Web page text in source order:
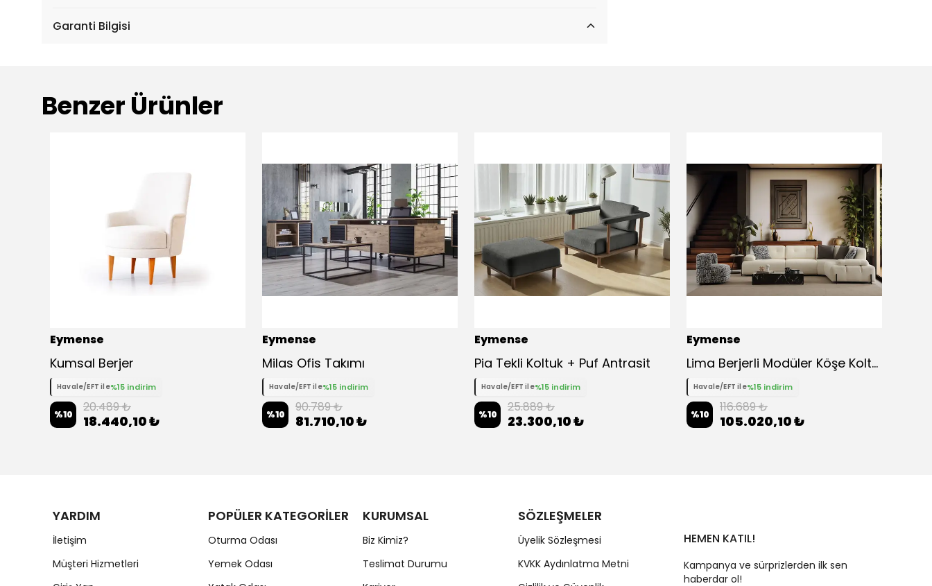
Garanti Bilgisi
Benzer Ürünler
Eymense
Kumsal Berjer
Havale/EFT ile%15 indirim
%10 20.489 ₺
18.440,10 ₺
Eymense
Milas Ofis Takımı
Havale/EFT ile%15 indirim
%10 90.789 ₺
81.710,10 ₺
Eymense
Pia Tekli Koltuk + Puf Antrasit
Havale/EFT ile%15 indirim
%10 25.889 ₺
23.300,10 ₺
Eymense
Lima Berjerli Modüler Köşe Koltuk Takımı
Havale/EFT ile%15 indirim
%10 116.689 ₺
105.020,10 ₺
YARDIM
İletişim
Müşteri Hizmetleri
POPÜLER KATEGORİLER
Oturma Odası
Yemek Odası
KURUMSAL
Biz Kimiz?
Teslimat Durumu
SÖZLEŞMELER
Üyelik Sözleşmesi
KVKK Aydınlatma Metni
HEMEN KATIL!
Kampanya ve sürprizlerden ilk sen
haberdar ol!